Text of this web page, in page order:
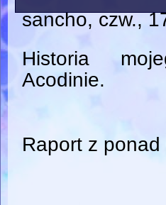
sancho, czw.,
Historia
Acodinie.
Raport z